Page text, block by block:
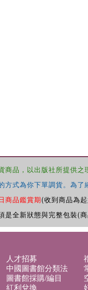
品，以出版社所提供
式為你下單調貨。為
商品鑑賞期(收到商品為起
全新狀態與完整包裝(
人才招募
中國圖書館分類法
圖書館採購/編目
紅利兌換